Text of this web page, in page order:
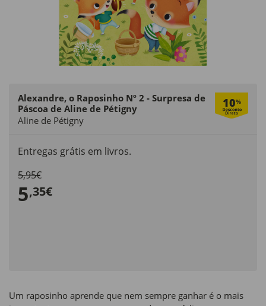
Alexandre, o Raposinho Nº 2 - Surpresa de
Páscoa de Aline de Pétigny
10%
Aline de Pétigny
Entregas grátis em livros.
5,95€
5,35€
Um raposinho aprende que nem sempre ganhar é o mais